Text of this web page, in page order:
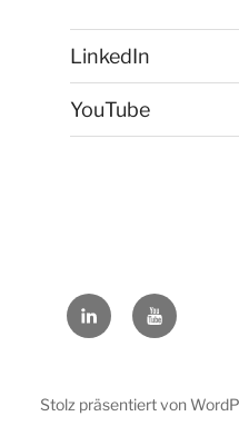
LinkedIn
YouTube
LinkedInYouTube
Stolz präsentiert von